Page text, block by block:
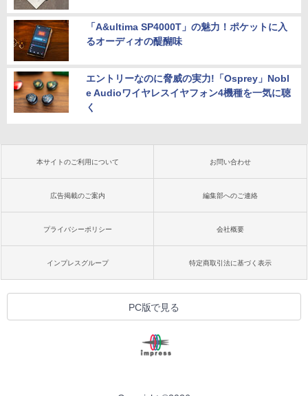
「A&ultima SP4000T」の魅力！ポケットに入
るオーディオの醍醐味
エントリーなのに脅威の実力!「Osprey」Nobl
e Audioワイヤレスイヤフォン4機種を一気に聴
く
本サイトのご利用について お問い合わせ
広告掲載のご案内 編集部へのご連絡
プライバシーポリシー 会社概要
インプレスグループ 特定商取引法に基づく表示
PC版で見る